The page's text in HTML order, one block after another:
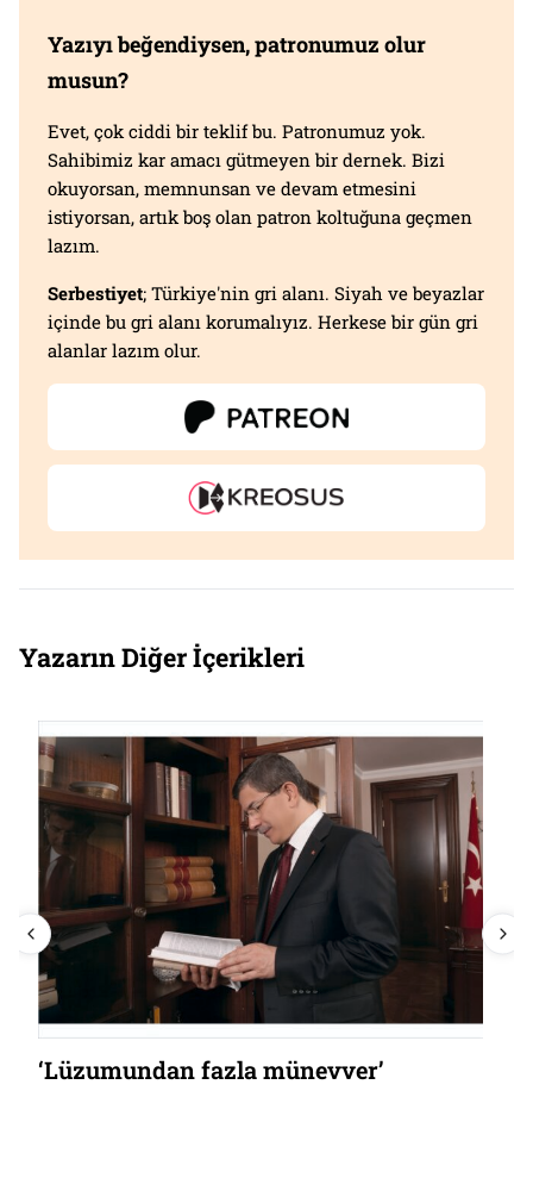
Yazıyı beğendiysen, patronumuz olur
musun?
Evet, çok ciddi bir teklif bu. Patronumuz yok.
Sahibimiz kar amacı gütmeyen bir dernek. Bizi
okuyorsan, memnunsan ve devam etmesini
istiyorsan, artık boş olan patron koltuğuna geçmen
lazım.
Serbestiyet; Türkiye'nin gri alanı. Siyah ve beyazlar
içinde bu gri alanı korumalıyız. Herkese bir gün gri
alanlar lazım olur.
Yazarın Diğer İçerikleri
‘Lüzumundan fazla münevver’